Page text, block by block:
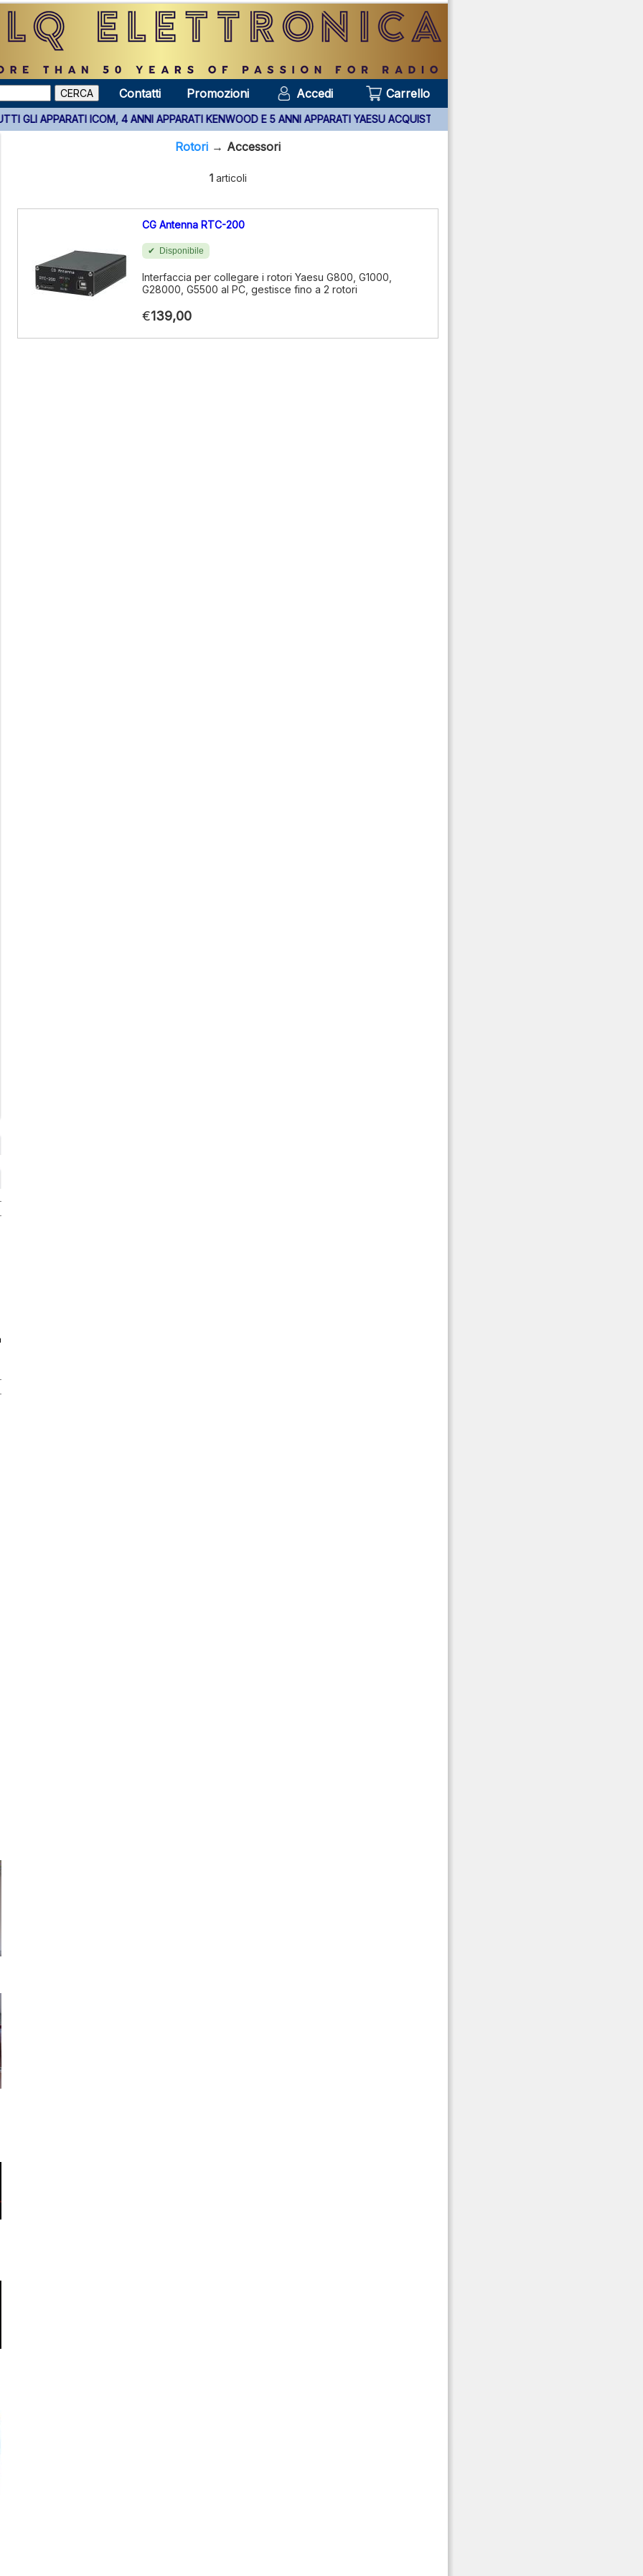
Contatti Promozioni Accedi Carrello
SU TUTTI GLI APPARATI ICOM, 4 ANNI APPARATI KENWOOD E 5 ANNI APPARATI YAESU ACQUISTATI PRESSO DI NOI ***
Rotori → Accessori
1articoli
CG Antenna RTC-200
Disponibile
Interfaccia per collegare i rotori Yaesu G800, G1000,
G28000, G5500 al PC, gestisce fino a 2 rotori
€139,00